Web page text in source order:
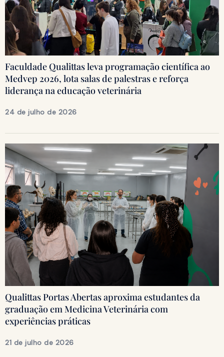
Faculdade Qualittas leva programação científica ao
Medvep 2026, lota salas de palestras e reforça
liderança na educação veterinária
24 de julho de 2026
Qualittas Portas Abertas aproxima estudantes da
graduação em Medicina Veterinária com
experiências práticas
21 de julho de 2026